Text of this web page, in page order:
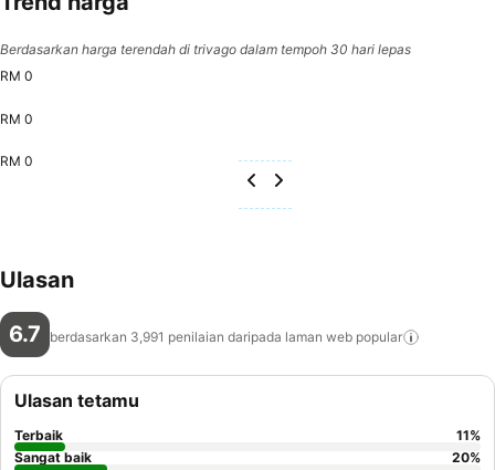
Berdasarkan harga terendah di trivago dalam tempoh 30 hari lepas
RM 0
RM 0
RM 0
Ulasan
6.7 berdasarkan 3,991 penilaian daripada laman web popular
Ulasan tetamu
Terbaik 11%
Sangat baik
20%